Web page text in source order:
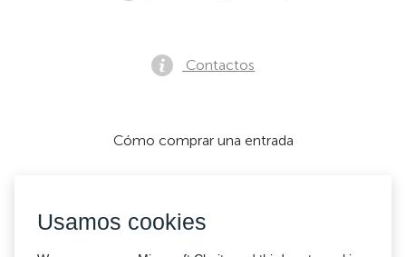
Contactos
Cómo comprar una entrada
Aceptamos:
Usamos cookies